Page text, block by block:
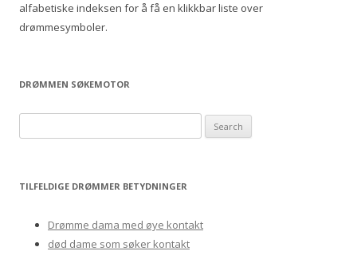
alfabetiske indeksen for å få en klikkbar liste over
drømmesymboler.
DRØMMEN SØKEMOTOR
e
rTILFELDIGE DRØMMER BETYDNINGER
Drømme dama med øye kontakt
død dame som søker kontakt